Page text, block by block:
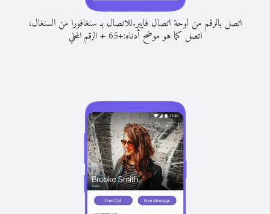
اتصل بالرقم من لوحة اتصال فايبر.للاتصال بـ سنغافورا من السنغال،
اتصل كما هو موضح أدناه:+
65
+الرقم المحلي